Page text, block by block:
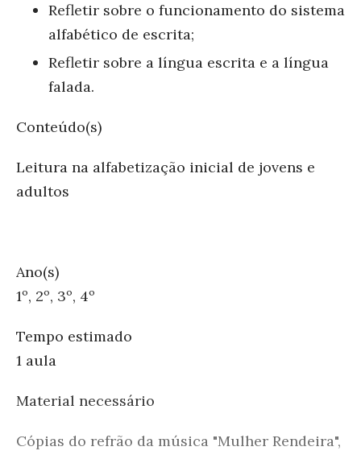
Refletir sobre o funcionamento do sistema
alfabético de escrita;
Refletir sobre a língua escrita e a língua
falada.
Conteúdo(s)
Leitura na alfabetização inicial de jovens e
adultos
Ano(s)
1º, 2º, 3º, 4º
Tempo estimado
1 aula
Material necessário
Cópias do refrão da música "Mulher Rendeira",